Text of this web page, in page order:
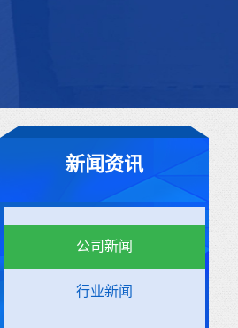
新闻资讯
公司新闻
行业新闻